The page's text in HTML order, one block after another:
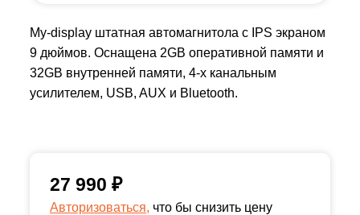
My-display штатная автомагнитола с IPS экраном
9 дюймов. Оснащена 2GB оперативной памяти и
32GB внутренней памяти, 4-х канальным
усилителем, USB, AUX и Bluetooth.
27 990 ₽
Авторизоваться, что бы снизить цену